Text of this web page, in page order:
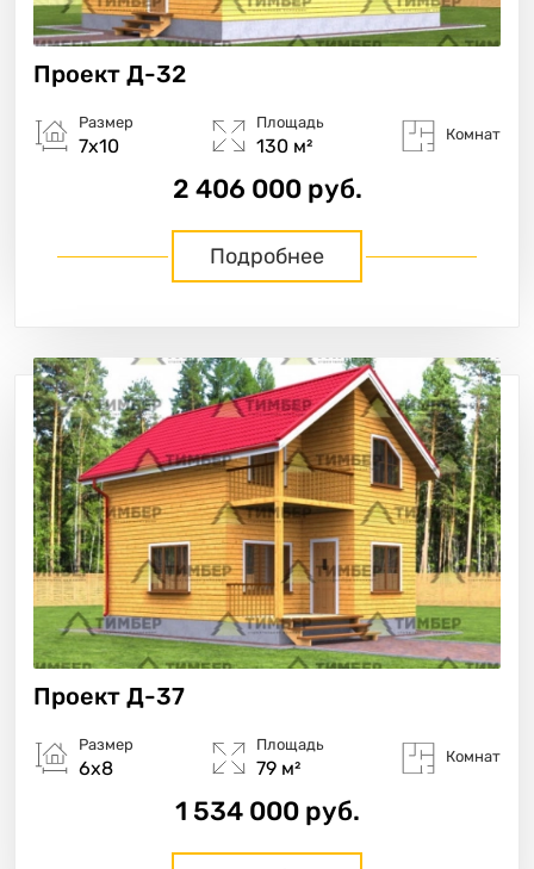
Проект Д-32
Размер
7х10
Площадь
130 м²
Комнат
2 406 000 руб.
Подробнее
Проект Д-37
Размер
6х8
Площадь
79 м²
Комнат
1 534 000 руб.